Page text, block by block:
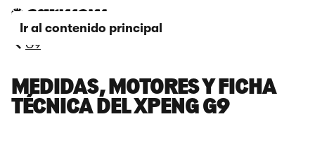
Ir al contenido principal
G9
MEDIDAS, MOTORES Y FICHA
TÉCNICA DEL XPENG G9